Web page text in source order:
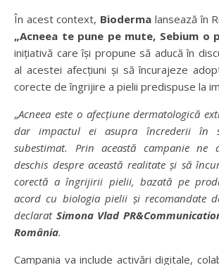
În acest context, Bioderma lansează în
„Acneea te pune pe mute, Sebium o
inițiativă care își propune să aducă în
al acestei afecțiuni și să încurajeze
corecte de îngrijire a pielii predispuse la
„Acneea este o afecțiune dermatologică
dar impactul ei asupra încrederii în
subestimat. Prin această campanie ne
deschis despre această realitate și să
corectă a îngrijirii pielii, bazată pe
acord cu biologia pielii și recomandate
declarat Simona Vlad
România.
Campania va include activări digitale,